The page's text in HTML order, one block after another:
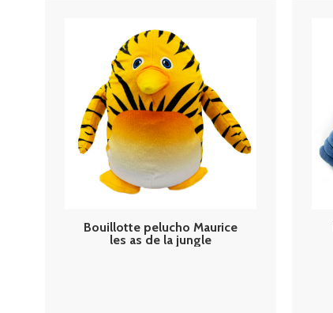
Bouillotte pelucho Maurice
les as de la jungle